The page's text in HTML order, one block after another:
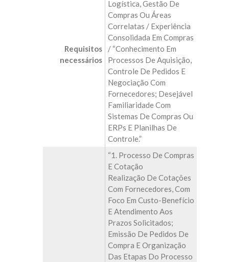
Requisitos
necessários
Logística, Gestão De
Compras Ou Áreas
Correlatas / Experiência
Consolidada Em Compras
/ “Conhecimento Em
Processos De Aquisição,
Controle De Pedidos E
Negociação Com
Fornecedores; Desejável
Familiaridade Com
Sistemas De Compras Ou
ERPs E Planilhas De
Controle.”
“1. Processo De Compras
E Cotação
Realização De Cotações
Com Fornecedores, Com
Foco Em Custo-Benefício
E Atendimento Aos
Prazos Solicitados;
Emissão De Pedidos De
Compra E Organização
Das Etapas Do Processo